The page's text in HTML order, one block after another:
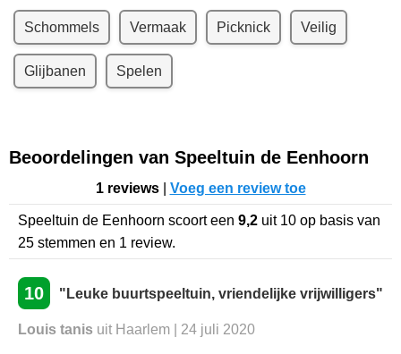
Schommels Vermaak Picknick Veilig
Glijbanen Spelen
Beoordelingen van Speeltuin de Eenhoorn
1 reviews| Voeg een review toe
Speeltuin de Eenhoorn scoort een 9,2 uit 10 op basis van
25 stemmen en 1 review.
10 "Leuke buurtspeeltuin, vriendelijke vrijwilligers"
Louis tanis uit Haarlem | 24 juli 2020